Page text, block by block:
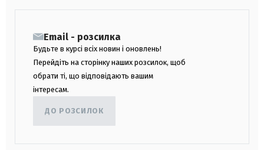
Email - розсилка
Будьте в курсі всіх новин і оновлень!
Перейдіть на сторінку наших розсилок, щоб
обрати ті, що відповідають вашим
інтересам.
ДО РОЗСИЛОК